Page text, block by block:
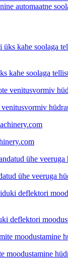
automaatne
kahe soolaga
ühe veeruga
deflektori
moodustamine